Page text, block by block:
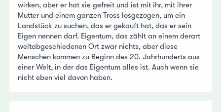
wirken, aber er hat sie gefreit und ist mit ihr, mit ihrer
Mutter und einem ganzen Tross losgezogen, um ein
Landstück zu suchen, das er gekauft hat, das er sein
Eigen nennen darf. Eigentum, das zählt an einem derart
weltabgeschiedenen Ort zwar nichts, aber diese
Menschen kommen zu Beginn des 20. Jahrhunderts aus
einer Welt, in der das Eigentum alles ist. Auch wenn sie
nicht eben viel davon haben.